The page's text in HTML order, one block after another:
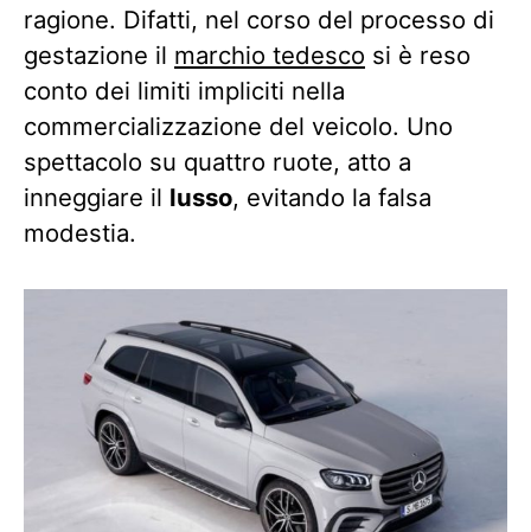
ragione. Difatti, nel corso del processo di
gestazione il marchio tedesco si è reso
conto dei limiti impliciti nella
commercializzazione del veicolo. Uno
spettacolo su quattro ruote, atto a
inneggiare il lusso, evitando la falsa
modestia.